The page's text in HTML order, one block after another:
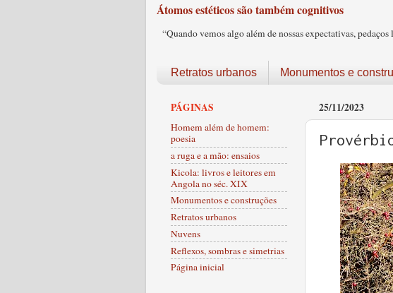
Átomos estéticos são também cognitivos
“Quando vemos algo além de nossas expectativas,
Retratos urbanos Monumentos e
25/11/2023
PÁGINAS
Homem além de homem:
poesia
a ruga e a mão: ensaios
Kicola: livros e leitores em
Angola no séc. XIX
Monumentos e construções
Retratos urbanos
Nuvens
Reflexos, sombras e simetrias
Página inicial